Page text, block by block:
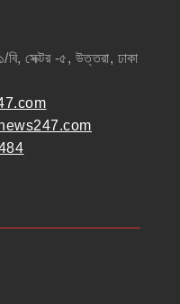
সেক্টর -৫, উত্তরা, ঢাকা